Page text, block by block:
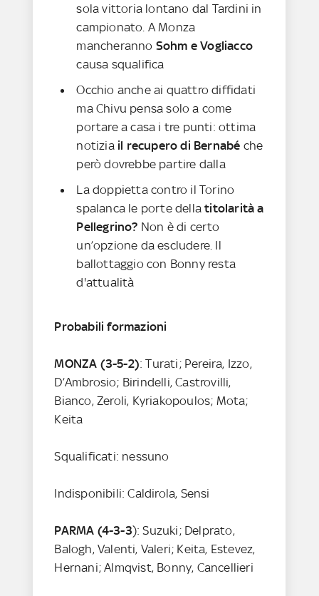
sola vittoria lontano dal Tardini in
campionato. A Monza
mancheranno Sohm e Vogliacco
causa squalifica
Occhio anche ai quattro diffidati
ma Chivu pensa solo a come
portare a casa i tre punti: ottima
notizia il recupero di Bernabé che
però dovrebbe partire dalla
La doppietta contro il Torino
spalanca le porte dellatitolarità a
Pellegrino? Non è di certo
un’opzione da escludere. Il
ballottaggio con Bonny resta
d'attualità
Probabili formazioni
MONZA (3-5-2): Turati; Pereira, Izzo,
D’Ambrosio; Birindelli, Castrovilli,
Bianco, Zeroli, Kyriakopoulos; Mota;
Keita
Squalificati: nessuno
Indisponibili: Caldirola, Sensi
PARMA (4-3-3): Suzuki; Delprato,
Balogh, Valenti, Valeri; Keita, Estevez,
Hernani; Almqvist, Bonny, Cancellieri